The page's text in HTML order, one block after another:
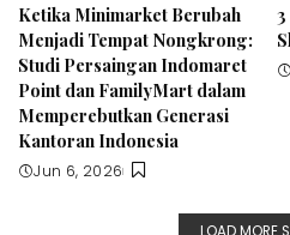
Ketika Minimarket Berubah
Menjadi Tempat Nongkrong:
Studi Persaingan Indomaret
Point dan FamilyMart dalam
Memperebutkan Generasi
Kantoran Indonesia
Jun 6, 2026